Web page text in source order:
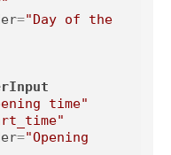
="Day of the
time"
="Opening